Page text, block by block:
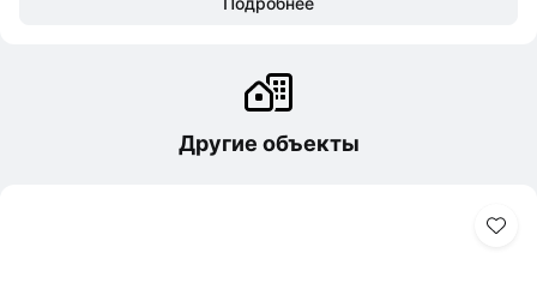
Другие объекты